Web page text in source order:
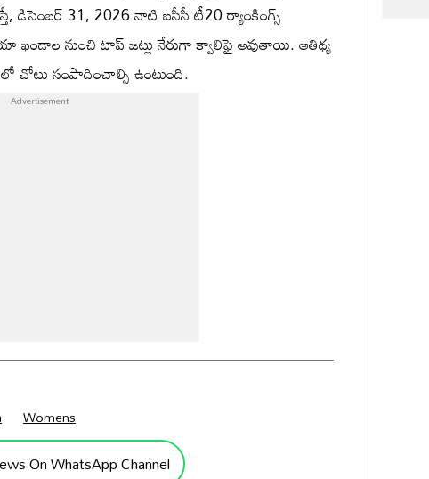
డిసెంబర్ 31, 2026 నాటి ఐసీసీ టీ20 ర్యాంకింగ్స్
నుంచి టాప్ జట్లు నేరుగా క్వాలిఫై అవుతాయి. ఆతిథ్య
చోటు సంపాదించాల్సి ఉంటుంది.
Womens
On WhatsApp Channel